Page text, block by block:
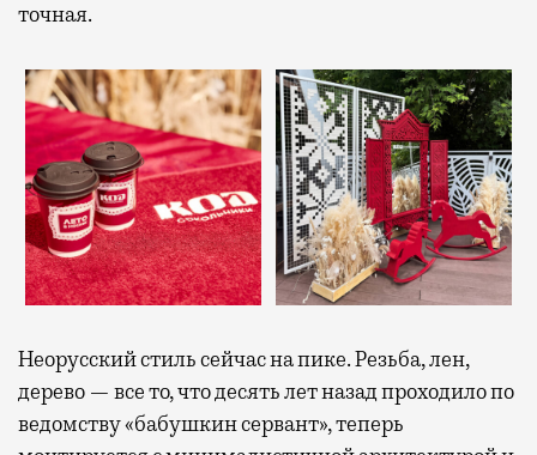
точная.
Неорусский стиль сейчас на пике. Резьба, лен,
дерево — все то, что десять лет назад проходило по
ведомству «бабушкин сервант», теперь